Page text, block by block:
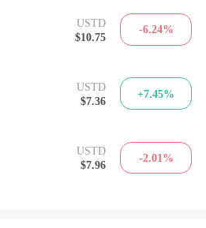
USTD
$10.75
-6.24%
USTD
$7.36
+7.45%
USTD
$7.96
-2.01%